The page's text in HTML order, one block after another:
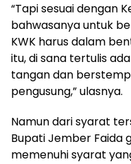
“Tapi sesuai dengan
bahwasanya untuk
KWK harus dalam
itu, di sana tertulis
tangan dan
pengusung,” ulasnya.
Namun dari syarat
Bupati Jember Faida
memenuhi syarat